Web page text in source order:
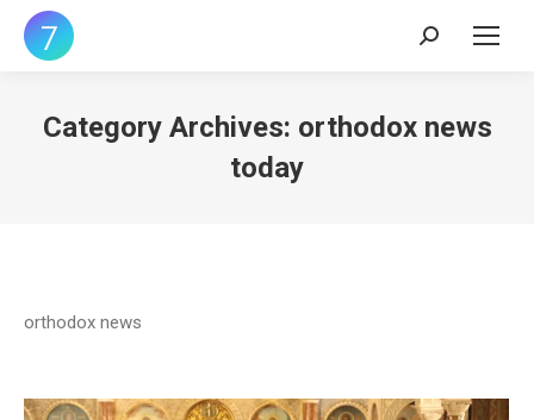
Search:
Category Archives: orthodox news
today
orthodox news